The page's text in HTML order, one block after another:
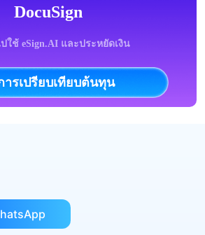
DocuSign
ใช้ eSign.AI และประหยัดเงิน
ารเปรียบเทียบต้นทุน